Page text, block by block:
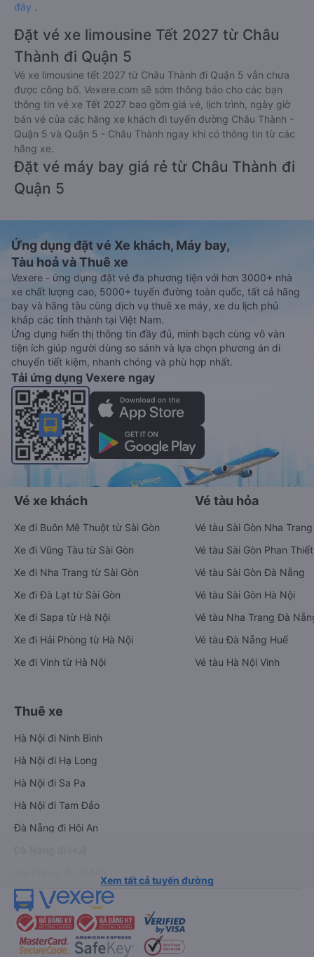
đây .
Đặt vé xe limousine Tết 2027 từ Châu
Thành đi Quận 5
Vé xe limousine tết 2027 từ Châu Thành đi Quận 5 vẫn chưa
được công bố. Vexere.com sẽ sớm thông báo cho các bạn
thông tin vé xe Tết 2027 bao gồm giá vé, lịch trình, ngày giờ
bán vé của các hãng xe khách đi tuyến đường Châu Thành -
Quận 5 và Quận 5 - Châu Thành ngay khi có thông tin từ các
hãng xe.
Đặt vé máy bay giá rẻ từ Châu Thành đi
Quận 5
Ứng dụng đặt vé Xe khách, Máy bay,
Tàu hoả và Thuê xe
Vexere - ứng dụng đặt vé đa phương tiện với hơn 3000+ nhà
xe chất lượng cao, 5000+ tuyến đường toàn quốc, tất cả hãng
bay và hãng tàu cùng dịch vụ thuê xe máy, xe du lịch phủ
khắp các tỉnh thành tại Việt Nam.
Ứng dụng hiển thị thông tin đầy đủ, minh bạch cùng vô vàn
tiện ích giúp người dùng so sánh và lựa chọn phương án di
chuyển tiết kiệm, nhanh chóng và phù hợp nhất.
Tải ứng dụng Vexere ngay
Vé xe khách
Xe đi Buôn Mê Thuột từ Sài Gòn
Xe đi Vũng Tàu từ Sài Gòn
Xe đi Nha Trang từ Sài Gòn
Xe đi Đà Lạt từ Sài Gòn
Xe đi Sapa từ Hà Nội
Xe đi Hải Phòng từ Hà Nội
Xe đi Vinh từ Hà Nội
Vé tàu hỏa
Vé tàu Sài Gòn Nha Trang
Vé tàu Sài Gòn Phan Thiết
Vé tàu Sài Gòn Đà Nẵng
Vé tàu Sài Gòn Hà Nội
Vé tàu Nha Trang Đà
Vé tàu Đà Nẵng Huế
Vé tàu Hà Nội Vinh
Thuê xe
Hà Nội đi Ninh Bình
Hà Nội đi Hạ Long
Hà Nội đi Sa Pa
Hà Nội đi Tam Đảo
Đà Nẵng đi Hội An
Xem tất cả tuyến đường